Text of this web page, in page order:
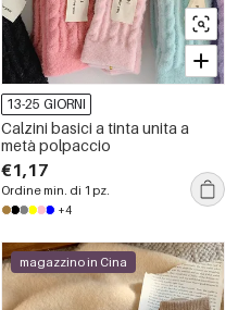
13-25 GIORNI
Calzini basici a tinta unita a
metà polpaccio
€1,17
Ordine min. di 1 pz.
+4
magazzino in Cina